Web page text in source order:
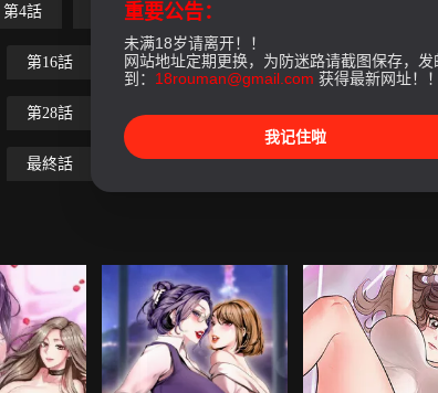
第4話 第5話 第6話
第16話 第17話 第18話 第19話 第
第28話 第29話 第30話 第31話 第
最終話
重要公告：
未满18岁请离开！！
网站地址定期更换，为防迷路请截图保存，发
到： 18rouman@gmail.com 获得最新网址！！
我记住啦